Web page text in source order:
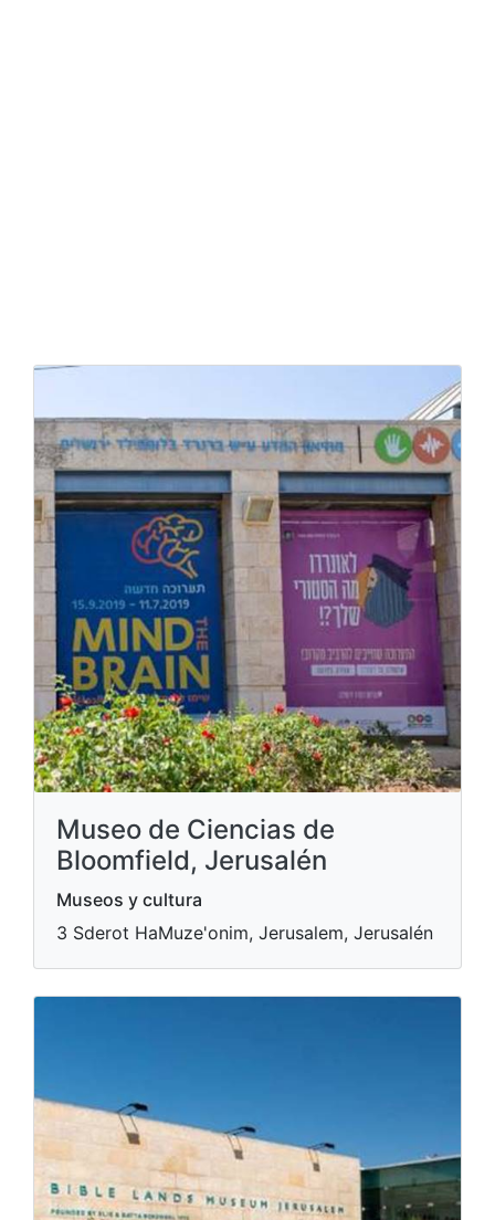
Museo de Ciencias de
Bloomfield, Jerusalén
Museos y cultura
3 Sderot HaMuze'onim, Jerusalem, Jerusalén